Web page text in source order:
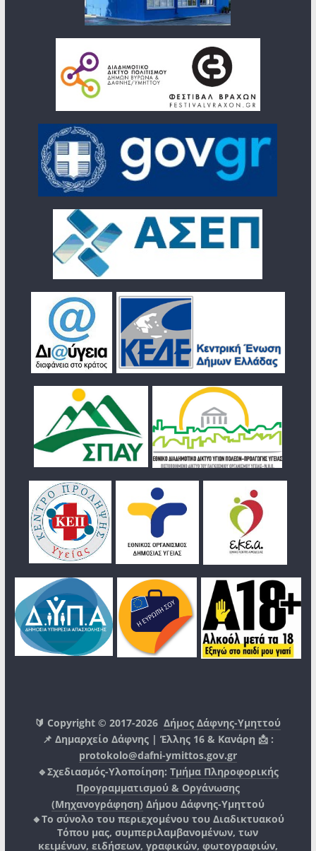
🔰 Copyright © 2017-2026Δήμος Δάφνης-Υμηττού
📌 Δημαρχείο Δάφνης | Έλλης 16 & Κανάρη 📩 :
protokolo@dafni-ymittos.gov.gr
🔹Σχεδιασμός-Υλοποίηση: Τμήμα Πληροφορικής
Προγραμματισμού & Οργάνωσης
(Μηχανογράφηση) Δήμου Δάφνης-Υμηττού
🔸Το σύνολο του περιεχομένου του Διαδικτυακού
Τόπου μας, συμπεριλαμβανομένων, των
κειμένων, ειδήσεων, γραφικών, φωτογραφιών,